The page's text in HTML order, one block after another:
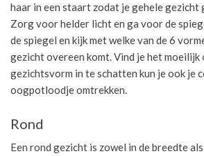
haar in een staart zodat je gehele gezicht
Zorg voor helder licht en ga voor de
de spiegel en kijk met welke van de 6
gezicht overeen komt. Vind je het moeilijk
gezichtsvorm in te schatten kun je ook je
oogpotloodje omtrekken.
Rond
Een rond gezicht is zowel in de breedte